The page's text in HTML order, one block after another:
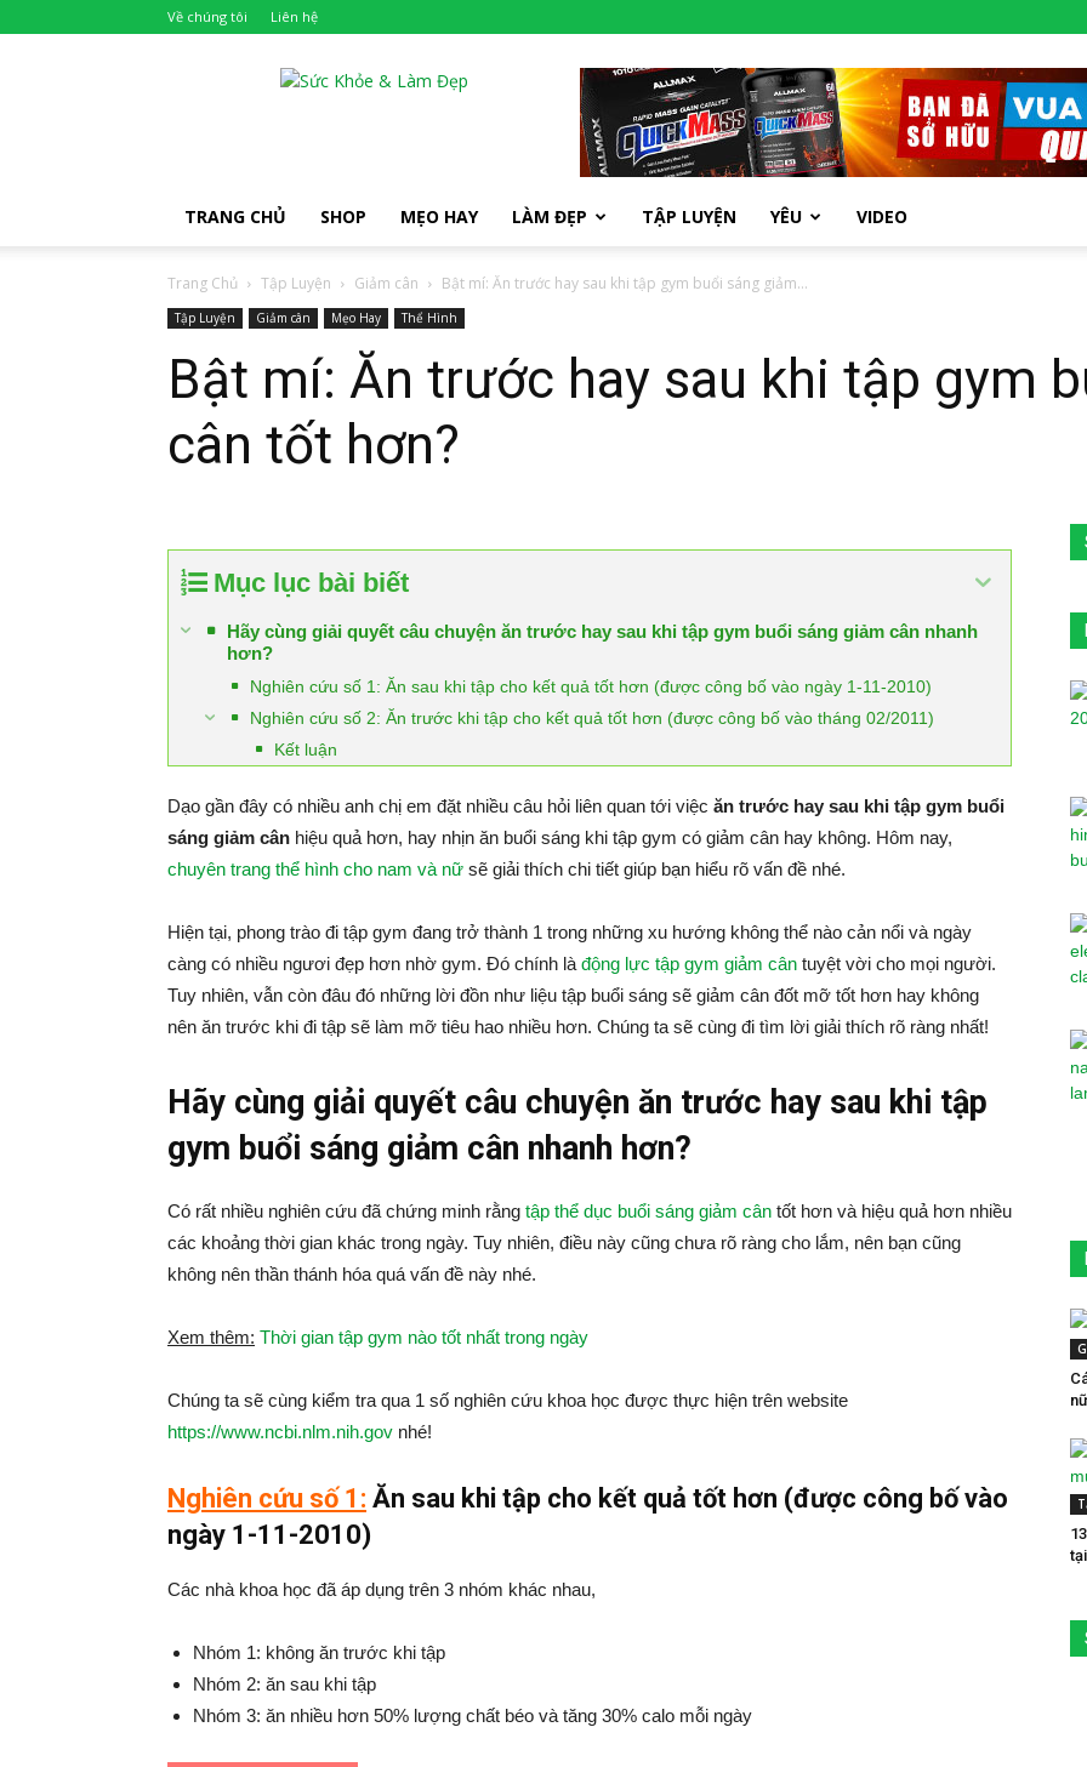
Về chúng tôi Liên hệ
TRANG CHỦ SHOP MẸO HAY LÀM ĐẸP TẬP LUYỆN YÊU VIDEO
Trang Chủ Tập Luyện Giảm cân Bật mí: Ăn trước hay sau khi tập gym buổi sáng giảm...
Tập Luyện Giảm cân Mẹo Hay Thể Hình
Bật mí: Ăn trước hay sau khi tập gym
cân tốt hơn?
Mục lục bài biết
Hãy cùng giải quyết câu chuyện ăn trước hay sau khi tập gym buổi sáng giảm cân nhanh
hơn?
Nghiên cứu số 1: Ăn sau khi tập cho kết quả tốt hơn (được công bố vào ngày 1-11-2010)
Nghiên cứu số 2: Ăn trước khi tập cho kết quả tốt hơn (được công bố vào tháng 02/2011)
Kết luận
Dạo gần đây có nhiều anh chị em đặt nhiều câu hỏi liên quan tới việc ăn trước hay sau khi tập gym buổi
sáng giảm cân hiệu quả hơn, hay nhịn ăn buổi sáng khi tập gym có giảm cân hay không. Hôm nay,
chuyên trang thể hình cho nam và nữ sẽ giải thích chi tiết giúp bạn hiểu rõ vấn đề nhé.
Hiện tại, phong trào đi tập gym đang trở thành 1 trong những xu hướng không thể nào cản nổi và ngày
càng có nhiều ngươi đẹp hơn nhờ gym. Đó chính là động lực tập gym giảm cân tuyệt vời cho mọi người.
Tuy nhiên, vẫn còn đâu đó những lời đồn như liệu tập buổi sáng sẽ giảm cân đốt mỡ tốt hơn hay không
nên ăn trước khi đi tập sẽ làm mỡ tiêu hao nhiều hơn. Chúng ta sẽ cùng đi tìm lời giải thích rõ ràng nhất!
Hãy cùng giải quyết câu chuyện ăn trước hay sau khi tập
gym buổi sáng giảm cân nhanh hơn?
Có rất nhiều nghiên cứu đã chứng minh rằng tập thể dục buổi sáng giảm cân tốt hơn và hiệu quả hơn nhiều
các khoảng thời gian khác trong ngày. Tuy nhiên, điều này cũng chưa rõ ràng cho lắm, nên bạn cũng
không nên thần thánh hóa quá vấn đề này nhé.
Xem thêm: Thời gian tập gym nào tốt nhất trong ngày
Chúng ta sẽ cùng kiểm tra qua 1 số nghiên cứu khoa học được thực hiện trên website
https://www.ncbi.nlm.nih.gov nhé!
Nghiên cứu số 1: Ăn sau khi tập cho kết quả tốt hơn (được công bố vào
ngày 1-11-2010)
Các nhà khoa học đã áp dụng trên 3 nhóm khác nhau,
Nhóm 1: không ăn trước khi tập
Nhóm 2: ăn sau khi tập
Nhóm 3: ăn nhiều hơn 50% lượng chất béo và tăng 30% calo mỗi ngày